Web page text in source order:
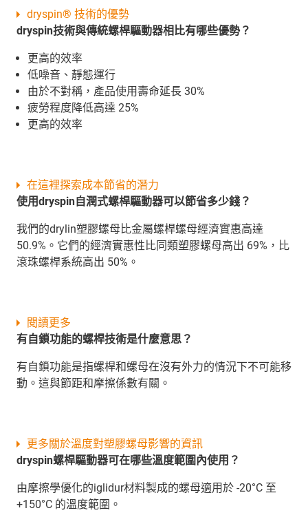
dryspin技術與傳統螺桿驅動器相比有哪些優勢？
更高的效率
低噪音、靜態運行
由於不對稱，產品使用壽命延長 30%
疲勞程度降低高達 25%
更高的效率
dryspin® 技術的優勢
使用dryspin自潤式螺桿驅動器可以節省多少錢？
我們的drylin塑膠螺母比金屬螺桿螺母經濟實惠高達
50.9%。它們的經濟實惠性比同類塑膠螺母高出 69%，比
滾珠螺桿系統高出 50%。
在這裡探索成本節省的潛力
有自鎖功能的螺桿技術是什麼意思？
有自鎖功能是指螺桿和螺母在沒有外力的情況下不可能移
動。這與節距和摩擦係數有關。
閱讀更多
dryspin螺桿驅動器可在哪些溫度範圍內使用？
由摩擦學優化的iglidur材料製成的螺母適用於 -20°C 至
+150°C 的溫度範圍。
更多關於溫度對塑膠螺母影響的資訊